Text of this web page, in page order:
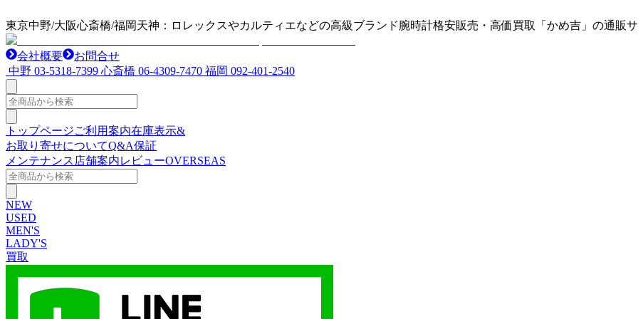
東京中野/大阪心斎橋/福岡天神：ロレックスやカルティエなどの高級ブランド腕時計格安販売・高価買取「かめ吉」の通販
会社概要
お問合せ
中野 03-5318-7399 心斎橋 06-4309-7470 福岡 092-401-2540
トップページご利用案内在庫表示&
お取り寄せについてQ&A保証
メンテナンス 店舗案内レビューOVERSEAS
NEW
USED
MEN'S
LADY'S
買取